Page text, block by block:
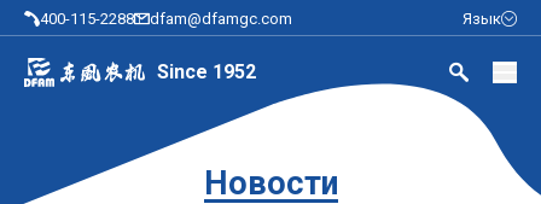
400-115-2288 dfam@dfamgc.com Язык
Since 1952
Новости